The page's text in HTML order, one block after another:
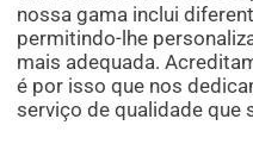
nossa gama inclui
permitindo-lhe
mais adequada.
é por isso que nos
serviço de qualidade que